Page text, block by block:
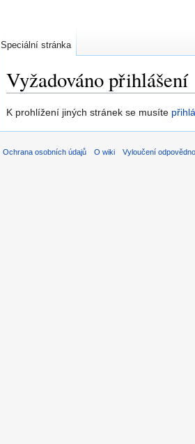
Vyžadováno přihlášení
Skočit
Skočit
K prohlížení jiných stránek se musíte
Speciální stránka
Ochrana osobních údajů O wiki Vyloučení